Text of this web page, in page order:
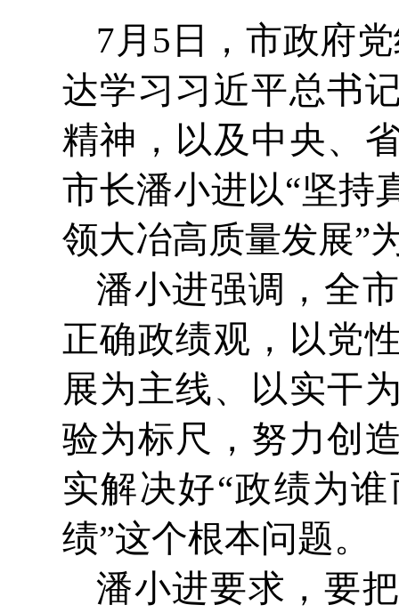
7月5日，市政府
达学习习近平总书
精神，以及中央、
市长潘小进以“坚持
领大冶高质量发展”
潘小进强调，全
正确政绩观，以党
展为主线、以实干
验为标尺，努力创
实解决好“政绩为
绩”这个根本问题。
潘小进要求，要